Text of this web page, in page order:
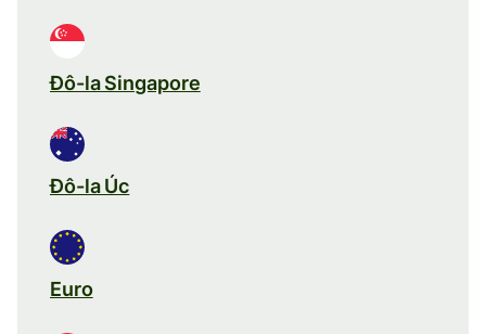
Đô-la Singapore
Đô-la Úc
Euro